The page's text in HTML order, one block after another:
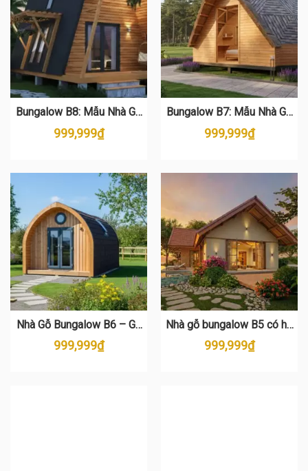
Bungalow B8: Mẫu Nhà Gỗ
Thông Hiện Đại Cho Khu
Nghỉ Dưỡng
999,999₫
Bungalow B7: Mẫu Nhà Gỗ
Thông Độc Đáo Cho Resort
& Homestay
999,999₫
Nhà Gỗ Bungalow B6 – Gỗ
Thông Tự Nhiên, Thiết Kế
Đẳng Cấp
999,999₫
Nhà gỗ bungalow B5 có hồ
bơi – Mẫu bungalow đẹp
cho homestay, resort
999,999₫